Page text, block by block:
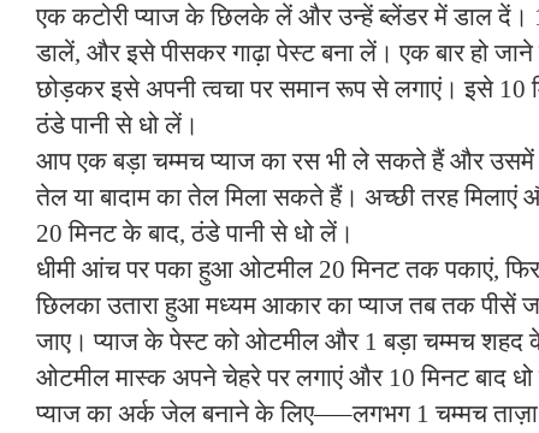
एक कटोरी प्याज के छिलके लें और उन्हें ब्लेंडर में डाल दें।
डालें, और इसे पीसकर गाढ़ा पेस्ट बना लें। एक बार हो
छोड़कर इसे अपनी त्वचा पर समान रूप से लगाएं। इसे
ठंडे पानी से धो लें।
आप एक बड़ा चम्मच प्याज का रस भी ले सकते हैं और
तेल या बादाम का तेल मिला सकते हैं। अच्छी तरह मिलाएं
20 मिनट के बाद, ठंडे पानी से धो लें।
धीमी आंच पर पका हुआ ओटमील 20 मिनट तक पकाएं,
छिलका उतारा हुआ मध्यम आकार का प्याज तब तक पीसें
जाए। प्याज के पेस्ट को ओटमील और 1 बड़ा चम्मच शहद
ओटमील मास्क अपने चेहरे पर लगाएं और 10 मिनट बाद
प्याज का अर्क जेल बनाने के लिए—–लगभग 1 चम्मच ताज़ा